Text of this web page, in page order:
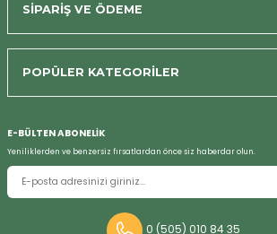
SİPARİŞ VE ÖDEME
POPÜLER KATEGORİLER
E-BÜLTEN ABONELİK
Yeniliklerden ve benzersiz fırsatlardan önce siz haberdar olun.
0 (505) 010 84 35
Bizi Arayın